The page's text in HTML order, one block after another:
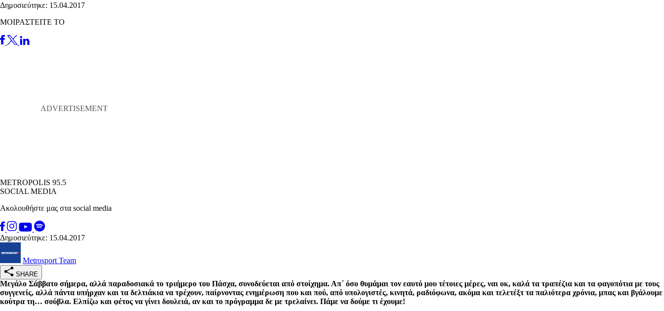
Δημοσιεύτηκε: 15.04.2017
ΜΟΙΡΑΣΤΕΙΤΕ ΤΟ
METROPOLIS 95.5
SOCIAL MEDIA
Ακολουθήστε μας στα social media
Δημοσιεύτηκε: 15.04.2017
Metrosport Team
SHARE
Μεγάλο Σάββατο σήμερα, αλλά παραδοσιακά το τριήμερο του Πάσχα, συνοδεύεται από στοίχημα. Απ΄ όσο θυμάμαι τον εαυτό μου τέτοιες μέρες, ναι οκ, καλά τα τραπέζια και τα φαγοπότια με τους
συγγενείς, αλλά πάντα υπήρχαν και τα δελτιάκια να τρέχουν, παίρνοντας ενημέρωση που και πού, από υπολογιστές, κινητά, ραδιόφωνα, ακόμα και τελετέξτ τα παλιότερα χρόνια, μπας και βγάλουμε
κούτρα τη… σούβλα. Ελπίζω και φέτος να γίνει δουλειά, αν και το πρόγραμμα δε με τρελαίνει. Πάμε να δούμε τι έχουμε!